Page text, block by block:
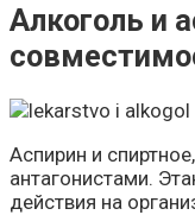
Алкоголь и
Аспирин и
антагонистами.
действия на